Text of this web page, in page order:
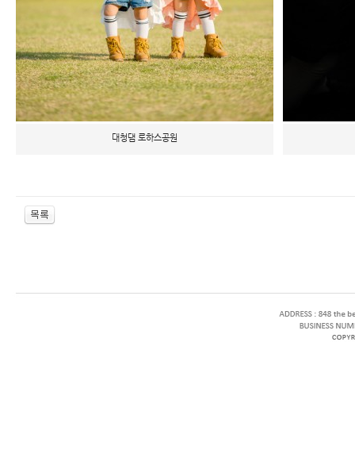
대청댐 로하스공원